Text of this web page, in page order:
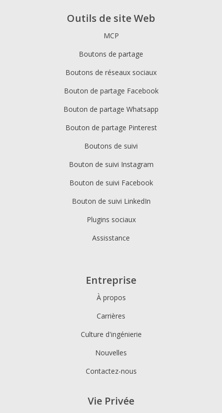
Outils de site Web
MCP
Boutons de partage
Boutons de réseaux sociaux
Bouton de partage Facebook
Bouton de partage Whatsapp
Bouton de partage Pinterest
Boutons de suivi
Bouton de suivi Instagram
Bouton de suivi Facebook
Bouton de suivi LinkedIn
Plugins sociaux
Assisstance
Entreprise
À propos
Carrières
Culture d'ingénierie
Nouvelles
Contactez-nous
Vie Privée